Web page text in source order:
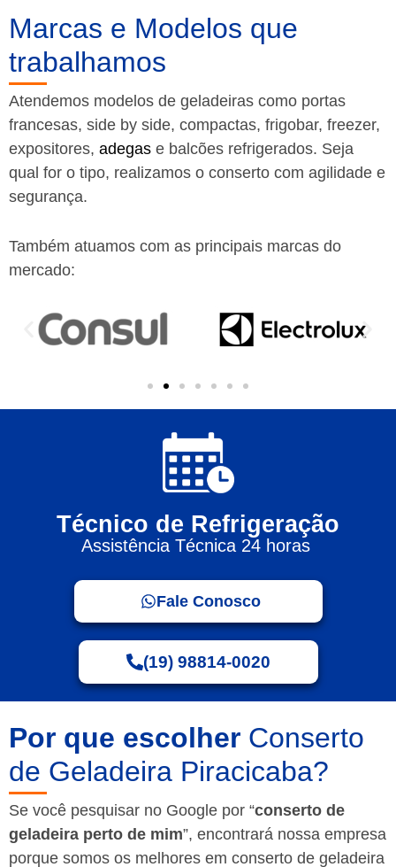
Marcas e Modelos que
trabalhamos
Atendemos modelos de geladeiras como portas
francesas, side by side, compactas, frigobar, freezer,
expositores, adegas e balcões refrigerados. Seja
qual for o tipo, realizamos o conserto com agilidade e
segurança.
Também atuamos com as principais marcas do
mercado:
Técnico de Refrigeração
Assistência Técnica 24 horas
Fale Conosco
(19) 98814-0020
Por que escolher Conserto
de Geladeira Piracicaba?
Se você pesquisar no Google por “conserto de
geladeira perto de mim”, encontrará nossa empresa
porque somos os melhores em conserto de geladeira